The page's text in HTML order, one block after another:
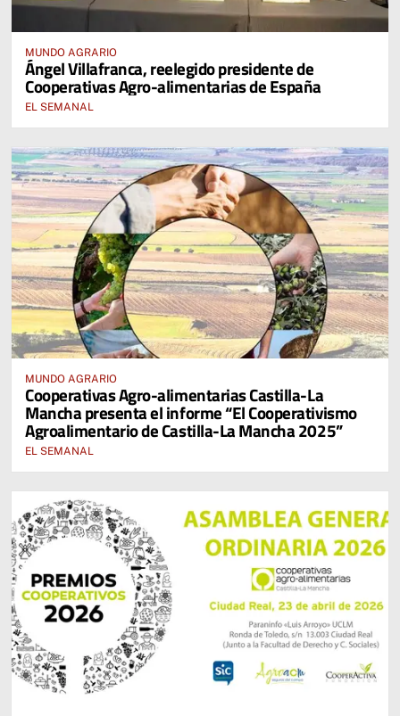
MUNDO AGRARIO
Ángel Villafranca, reelegido presidente de
Cooperativas Agro-alimentarias de España
EL SEMANAL
MUNDO AGRARIO
Cooperativas Agro-alimentarias Castilla-La
Mancha presenta el informe “El Cooperativismo
Agroalimentario de Castilla-La Mancha 2025”
EL SEMANAL